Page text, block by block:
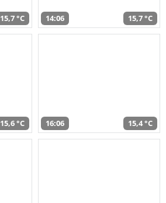
15,7 °C 14:06 15,7 °C
15,6 °C 16:06 15,4 °C